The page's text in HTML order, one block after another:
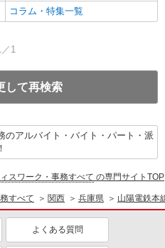
コラム・特集一覧
／1
して再検索
のアルバイト・バイト・パート・派
スワーク・事務すべて の専門サイトTOP
すべて 関西 兵庫県 山陽電鉄本
よくある質問